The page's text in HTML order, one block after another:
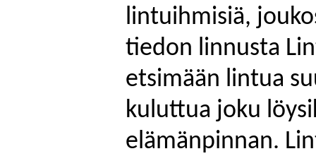
lintuihmisiä,
tiedon linnusta
etsimään lintua
kuluttua joku
elämänpinnan.